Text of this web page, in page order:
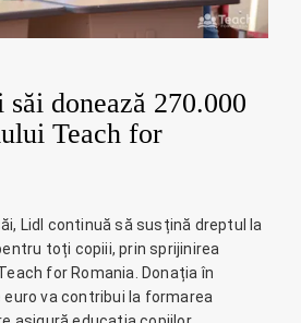
donează 270.000
Teach for
Lidl continuă să susțină dreptul la
toți copiii, prin sprijinirea
for Romania. Donația în
euro va contribui la formarea